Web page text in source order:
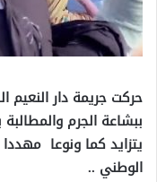
حركت جريمة دار النعيم
ببشاعة الجرم
يتزايد كما ونوعا
الوطني ..